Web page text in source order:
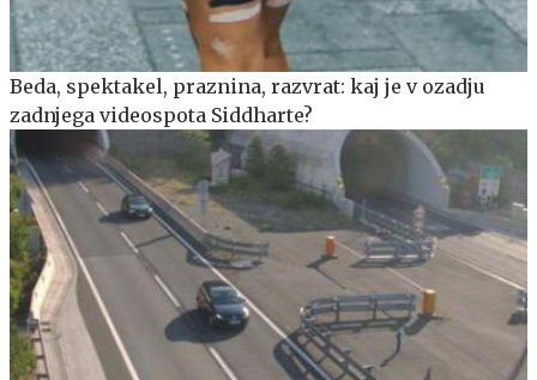
Beda, spektakel, praznina, razvrat: kaj je v ozadju
zadnjega videospota Siddharte?